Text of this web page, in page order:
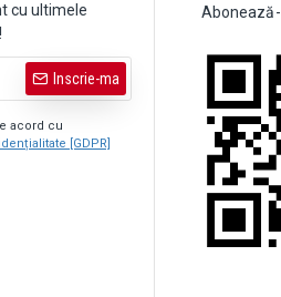
cu ultimele
Inscrie-ma
acord cu
[GDPR]
Abonează-